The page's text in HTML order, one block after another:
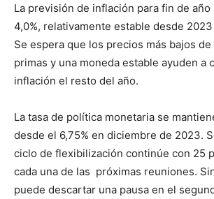
La previsión de inflación para fin de
4,0%, relativamente estable desde
Se espera que los precios más bajos de
primas y una moneda estable ayuden a
inflación el resto del año.
La tasa de política monetaria se
desde el 6,75% en diciembre de 2023.
ciclo de flexibilización continúe con 25
cada una de las próximas reuniones.
puede descartar una pausa en el